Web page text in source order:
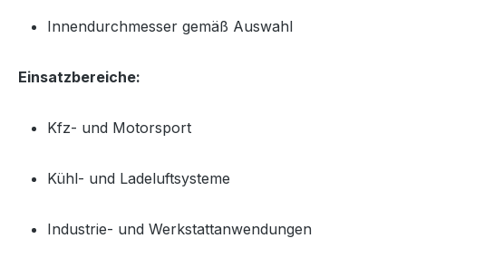
Innendurchmesser gemäß Auswahl
Einsatzbereiche:
Kfz- und Motorsport
Kühl- und Ladeluftsysteme
Industrie- und Werkstattanwendungen